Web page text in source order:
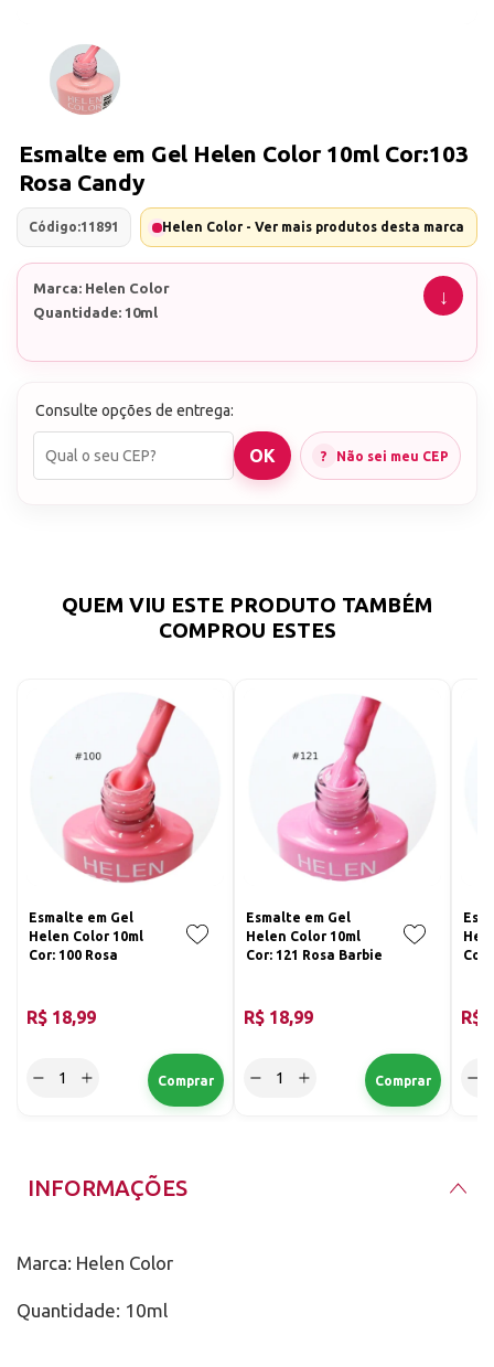
Esmalte em Gel Helen Color 10ml Cor:103
Rosa Candy
Código:11891 Helen Color - Ver mais produtos desta marca
Marca: Helen Color
Quantidade: 10ml
Consulte opções de entrega:
Não sei meu CEP
QUEM VIU ESTE PRODUTO TAMBÉM
COMPROU ESTES
Esmalte em Gel
Helen Color 10ml
Cor: 100 Rosa
R$ 18,99
Esmalte em Gel
Helen Color 10ml
Cor: 121 Rosa Barbie
R$ 18,99
Cor:
R$
INFORMAÇÕES
Marca: Helen Color
Quantidade: 10ml